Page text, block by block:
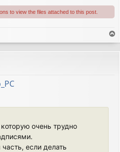
to view the files attached to this post.
o
p
очень трудно
если делать